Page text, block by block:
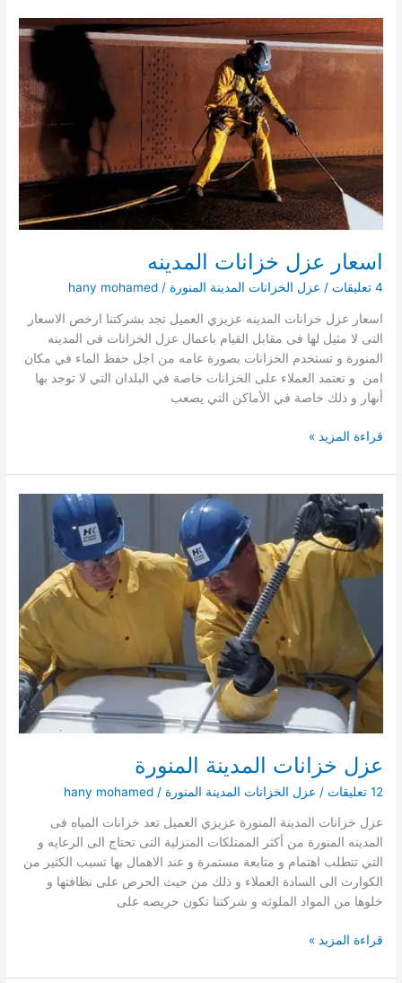
بالمدينه
اسعار عزل خزانات المدينه
4 تعليقات / عزل الخزانات المدينة المنورة /
hany mohamed
اسعار عزل خزانات المدينه عزيزي العميل تجد بشركتنا ارخص الاسعار
التى لا مثيل لها فى مقابل القيام باعمال عزل الخزانات فى المدينه
المنورة و تستخدم الخزانات بصورة عامه من اجل حفظ الماء في مكان
امن و تعتمد العملاء على الخزانات خاصة في البلدان التي لا توجد بها
أنهار و ذلك خاصة في الأماكن التي يصعب
اسعار
خزانات
المدينه
قراءة المزيد »
عزل خزانات المدينة المنورة
12 تعليقات / عزل الخزانات المدينة المنورة /
hany mohamed
عزل خزانات المدينة المنورة عزيزي العميل تعد خزانات المياه فى
المدينه المنورة من أكثر الممتلكات المنزلية التى تحتاج الى الرعايه و
التي تتطلب اهتمام و متابعة مستمرة و عند الاهمال بها تسبب الكثير من
الكوارث الى السادة العملاء و ذلك من حيث الحرص على نظافتها و
خلوها من المواد الملوثه و شركتنا تكون حريصه على
عزل
المدينة
قراءة المزيد »